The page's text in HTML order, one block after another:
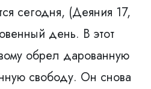
сегодня, (Деяния 17,
день. В этот
обрел дарованную
свободу. Он снова